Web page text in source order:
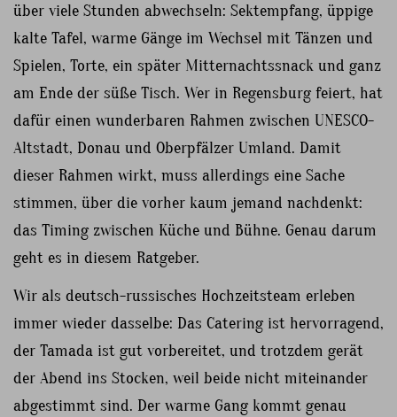
über viele Stunden abwechseln: Sektempfang, üppige
kalte Tafel, warme Gänge im Wechsel mit Tänzen und
Spielen, Torte, ein später Mitternachtssnack und ganz
am Ende der süße Tisch. Wer in Regensburg feiert, hat
dafür einen wunderbaren Rahmen zwischen UNESCO-
Altstadt, Donau und Oberpfälzer Umland. Damit
dieser Rahmen wirkt, muss allerdings eine Sache
stimmen, über die vorher kaum jemand nachdenkt:
das Timing zwischen Küche und Bühne. Genau darum
geht es in diesem Ratgeber.
Wir als deutsch-russisches Hochzeitsteam erleben
immer wieder dasselbe: Das Catering ist hervorragend,
der Tamada ist gut vorbereitet, und trotzdem gerät
der Abend ins Stocken, weil beide nicht miteinander
abgestimmt sind. Der warme Gang kommt genau